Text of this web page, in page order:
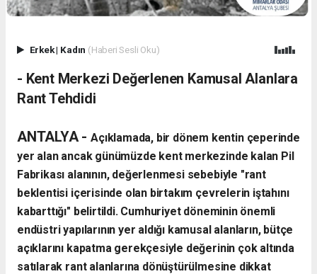
Erkek| Kadın (Haberi Sesli Oku)
- Kent Merkezi Değerlenen Kamusal Alanlara
Rant Tehdidi
ANTALYA - ​Açıklamada, bir dönem kentin çeperinde
yer alan ancak günümüzde kent merkezinde kalan Pil
Fabrikası alanının, değerlenmesi sebebiyle "rant
beklentisi içerisinde olan birtakım çevrelerin iştahını
kabarttığı" belirtildi. Cumhuriyet döneminin önemli
endüstri yapılarının yer aldığı kamusal alanların, bütçe
açıklarını kapatma gerekçesiyle değerinin çok altında
satılarak rant alanlarına dönüştürülmesine dikkat